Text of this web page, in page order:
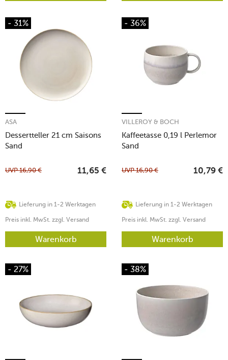
- 31%
Dessertteller 21 cm Saisons
Sand
ASA
Lieferung in 1-2 Werktagen
UVP16,90 € 11,65 €
Preis inkl. MwSt. zzgl. Versand
Warenkorb
- 36%
Kaffeetasse 0,19 l Perlemor
Sand
VILLEROY & BOCH
Lieferung in 1-2 Werktagen
UVP16,90 € 10,79 €
Preis inkl. MwSt. zzgl. Versand
Warenkorb
- 27% - 38%